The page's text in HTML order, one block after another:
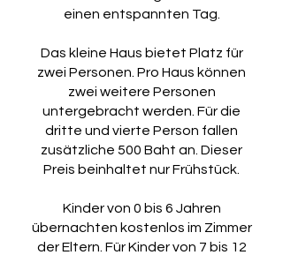
einen entspannten Tag.
Das kleine Haus bietet Platz für
zwei Personen. Pro Haus können
zwei weitere Personen
untergebracht werden. Für die
dritte und vierte Person fallen
zusätzliche 500 Baht an. Dieser
Preis beinhaltet nur Frühstück.
Kinder von 0 bis 6 Jahren
übernachten kostenlos im Zimmer
der Eltern. Für Kinder von 7 bis 12